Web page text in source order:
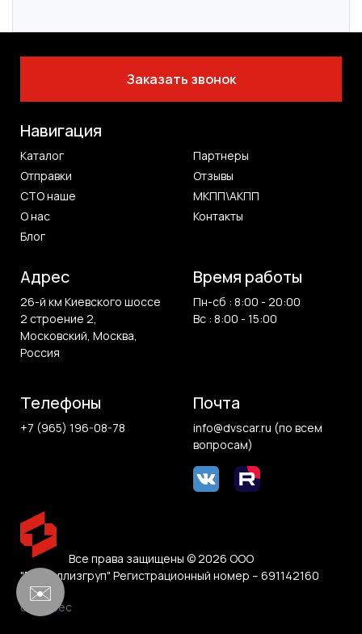
Заказать звонок
Все права защищены © 2026 ООО
"Белвиллизгруп" Регистрационный номер – 691142160
Навигация
Каталог
Партнеры
Отправки
Отзывы
СТО наше
МКПП\АКПП
О нас
Контакты
Блог
Адрес
26-й км Киевского шоссе
2 строение 2,
Московский, Москва,
Россия
Время работы
Пн-сб : 8:00 - 20:00
Вс : 8:00 - 15:00
Телефоны
+7 (965) 196-08-78
Почта
info@dvscar.ru (по всем
вопросам)
0.838 sec
✉️